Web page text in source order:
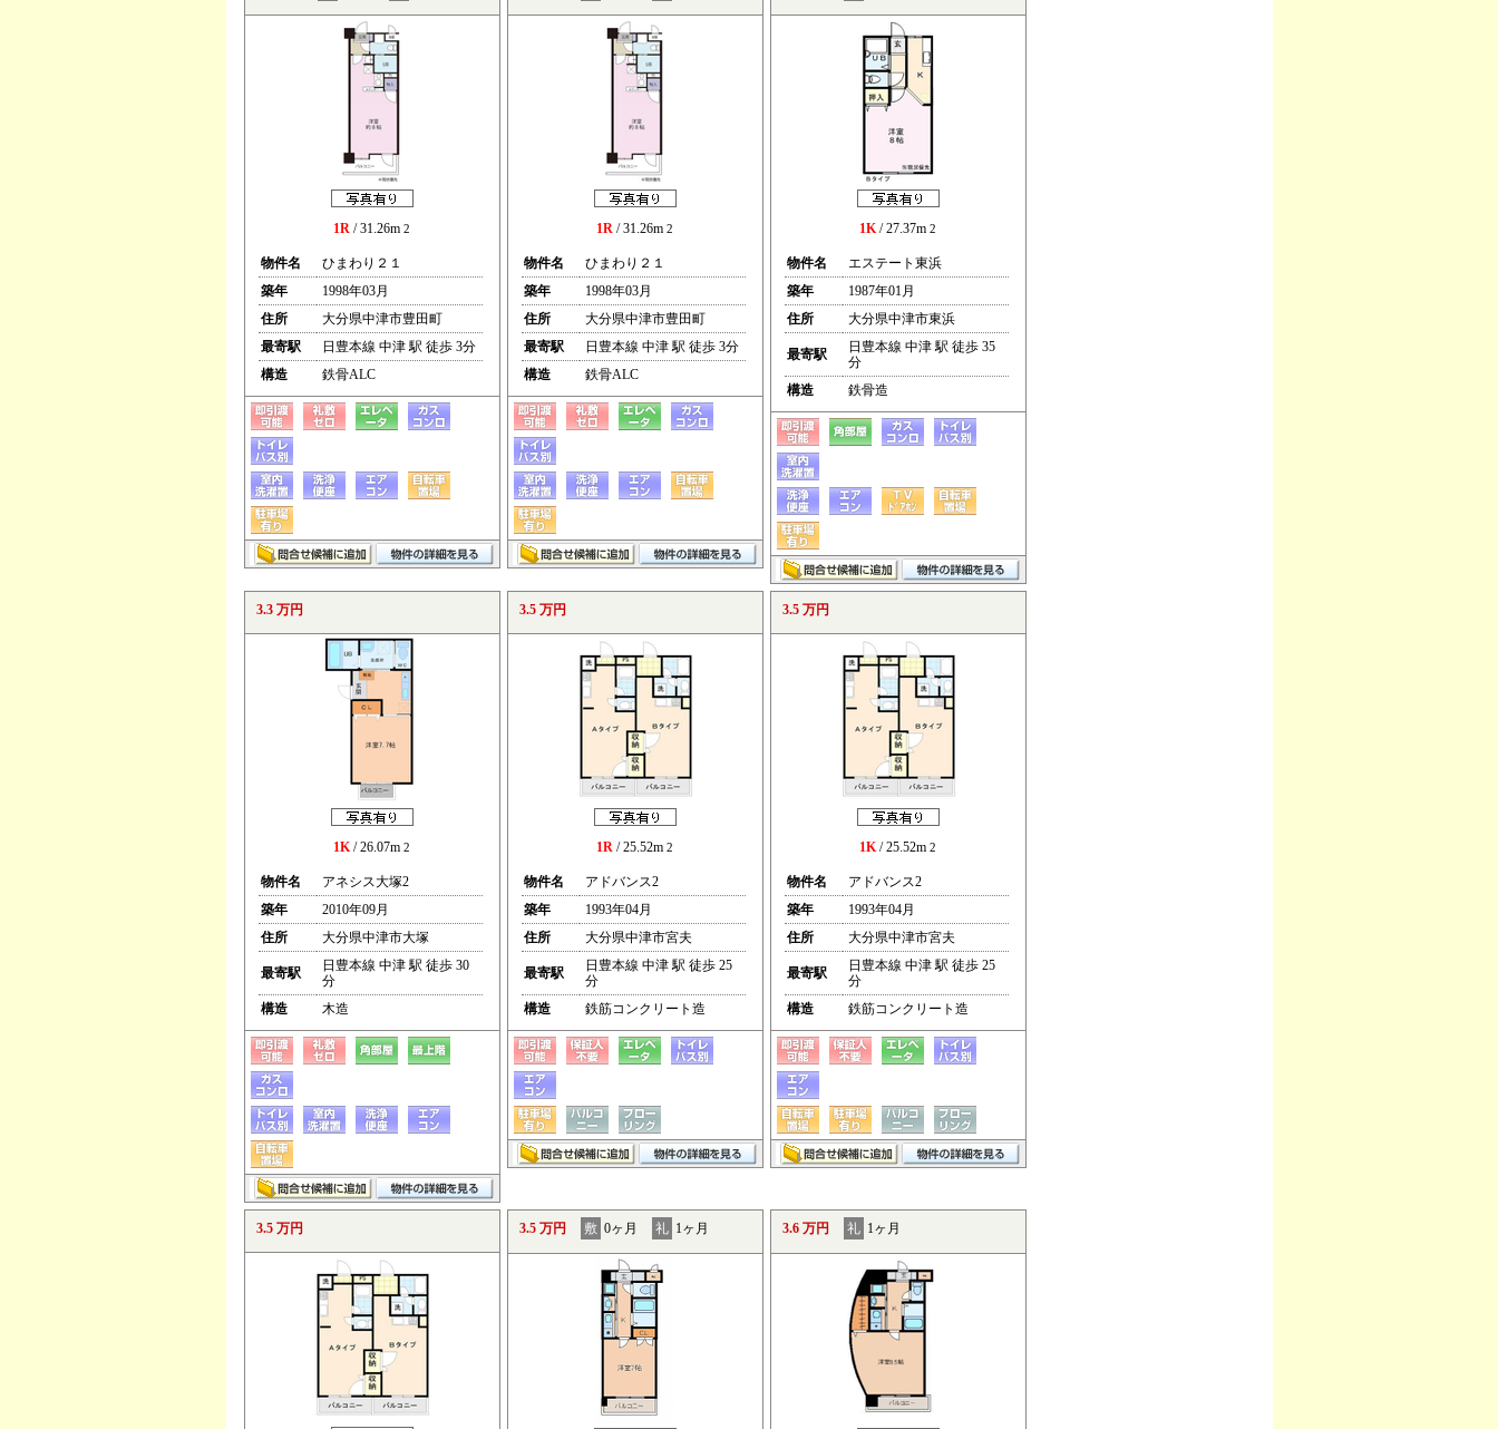
1R / 31.26m 2
物件名
ひまわり２１
築年
1998年03月
住所
大分県中津市豊田町
最寄駅
日豊本線 中津 駅 徒歩 3分
構造
鉄骨ALC
1R / 31.26m 2
物件名
ひまわり２１
築年
1998年03月
住所
大分県中津市豊田町
最寄駅
日豊本線 中津 駅 徒歩 3分
構造
鉄骨ALC
1K/ 27.37m 2
物件名
エステート東浜
築年
1987年01月
住所
大分県中津市東浜
最寄駅
日豊本線 中津 駅 徒歩 35
分
構造
鉄骨造
3.3 万円
1K/ 26.07m 2
物件名
アネシス大塚2
築年
2010年09月
住所
大分県中津市大塚
最寄駅
日豊本線 中津 駅 徒歩 30
分
構造
木造
3.5 万円
1R / 25.52m 2
物件名
アドバンス2
築年
1993年04月
住所
大分県中津市宮夫
最寄駅
日豊本線 中津 駅 徒歩 25
分
構造
鉄筋コンクリート造
3.5 万円
1K/ 25.52m 2
物件名
アドバンス2
築年
1993年04月
住所
大分県中津市宮夫
最寄駅
日豊本線 中津 駅 徒歩 25
分
構造
鉄筋コンクリート造
3.5 万円 3.5 万円 敷 0ヶ月 礼 1ヶ月 3.6 万円 礼 1ヶ月